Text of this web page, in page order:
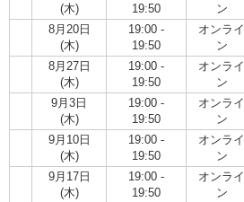
(木)
19:50
ン
8月20日
(木)
19:00 -
19:50
オンライ
ン
8月27日
(木)
19:00 -
19:50
オンライ
ン
9月3日
(木)
19:00 -
19:50
オンライ
ン
9月10日
(木)
19:00 -
19:50
オンライ
ン
9月17日
(木)
19:00 -
19:50
オンライ
ン